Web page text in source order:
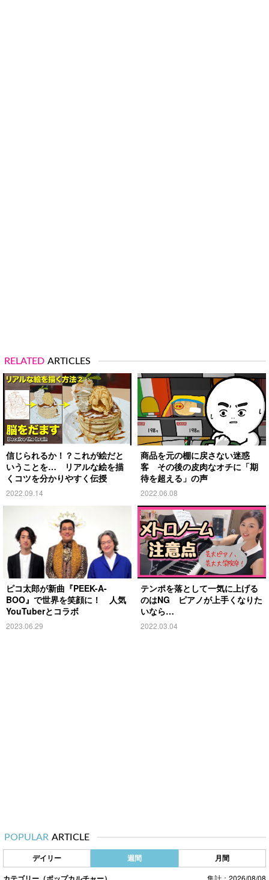
RELATED ARTICLES
信じられるか！？これが絵だと
いうことを… リアルな絵を描
くコツを分かりやすく伝授
2022.09.14
商品を元の棚に戻さない迷惑
客 その後の皮肉なオチに「期
待を超える」の声
2022.06.08
ピコ太郎が新曲『PEEK-A-
BOO』で世界を笑顔に！ 人気
YouTuberとコラボ
2023.06.29
テンポを落として一気に上げる
のはNG ピアノが上手くなりた
いなら…
2022.03.04
POPULAR ARTICLE
デイリー 週間 月間
集計：2026/08/08